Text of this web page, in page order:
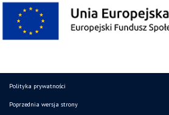
Polityka prywatności
Poprzednia wersja strony